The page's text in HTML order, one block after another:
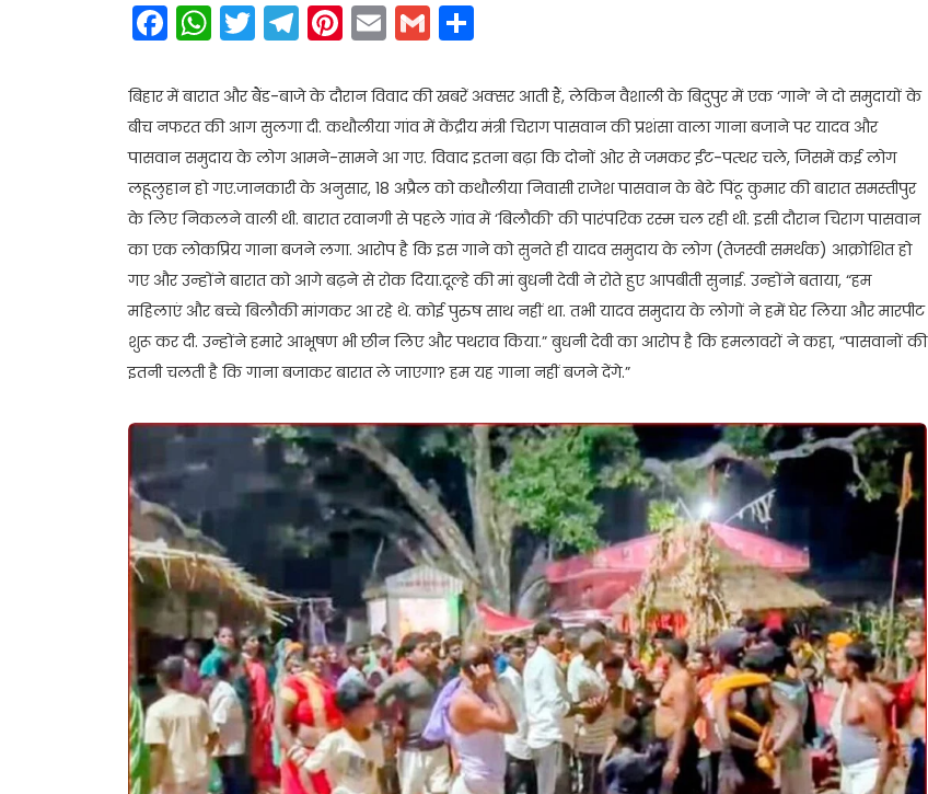
Facebook
WhatsApp
Twitter
Telegram
Pinterest
EmailGmail
बिहार में बारात और बैंड-बाजे के दौरान विवाद की खबरें अक्सर आती हैं, लेकिन वैशाली के बिदुपुर में एक ‘गाने’ ने दो समुदायों के
बीच नफरत की आग सुलगा दी. कथौलीया गांव में केंद्रीय मंत्री चिराग पासवान की प्रशंसा वाला गाना बजाने पर यादव और
पासवान समुदाय के लोग आमने-सामने आ गए. विवाद इतना बढ़ा कि दोनों ओर से जमकर ईंट-पत्थर चले, जिसमें कई लोग
लहूलुहान हो गए.जानकारी के अनुसार, 18 अप्रैल को कथौलीया निवासी राजेश पासवान के बेटे पिंटू कुमार की बारात समस्तीपुर
के लिए निकलने वाली थी. बारात रवानगी से पहले गांव में ‘बिलौकी’ की पारंपरिक रस्म चल रही थी. इसी दौरान चिराग पासवान
का एक लोकप्रिय गाना बजने लगा. आरोप है कि इस गाने को सुनते ही यादव समुदाय के लोग (तेजस्वी समर्थक) आक्रोशित हो
गए और उन्होंने बारात को आगे बढ़ने से रोक दिया.दूल्हे की मां बुधनी देवी ने रोते हुए आपबीती सुनाई. उन्होंने बताया, “हम
महिलाएं और बच्चे बिलौकी मांगकर आ रहे थे. कोई पुरुष साथ नहीं था. तभी यादव समुदाय के लोगों ने हमें घेर लिया और मारपीट
शुरू कर दी. उन्होंने हमारे आभूषण भी छीन लिए और पथराव किया.” बुधनी देवी का आरोप है कि हमलावरों ने कहा, “पासवानों की
इतनी चलती है कि गाना बजाकर बारात ले जाएगा? हम यह गाना नहीं बजने देंगे.”